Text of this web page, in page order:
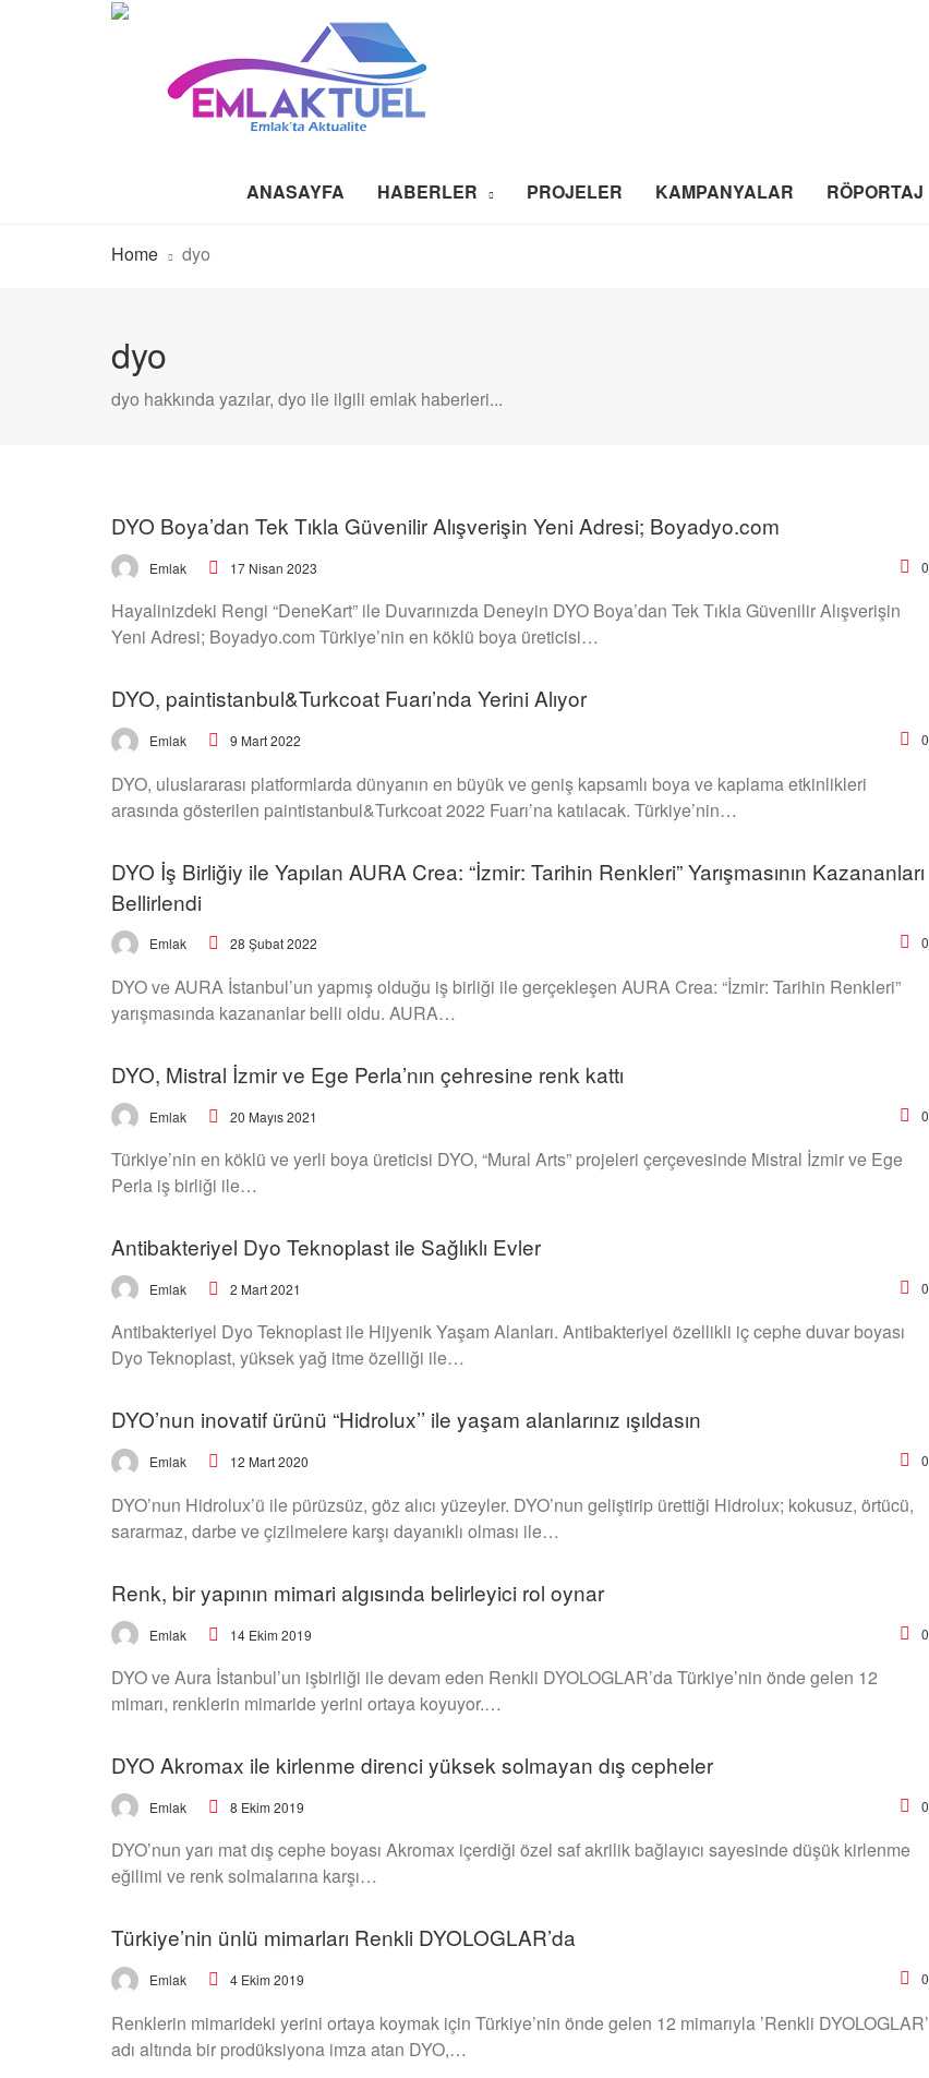
ANASAYFA HABERLER PROJELER KAMPANYALAR RÖPORTAJ
Home dyo
dyo
dyo hakkında yazılar, dyo ile ilgili emlak haberleri...
DYO Boya’dan Tek Tıkla Güvenilir Alışverişin Yeni Adresi; Boyadyo.com
Emlak 17 Nisan 2023 0
Hayalinizdeki Rengi “DeneKart” ile Duvarınızda Deneyin DYO Boya’dan Tek Tıkla Güvenilir Alışverişin
Yeni Adresi; Boyadyo.com Türkiye’nin en köklü boya üreticisi…
DYO, paintistanbul&Turkcoat Fuarı’nda Yerini Alıyor
Emlak 9 Mart 2022 0
DYO, uluslararası platformlarda dünyanın en büyük ve geniş kapsamlı boya ve kaplama etkinlikleri
arasında gösterilen paintistanbul&Turkcoat 2022 Fuarı’na katılacak. Türkiye’nin…
DYO İş Birliğiy ile Yapılan AURA Crea: “İzmir: Tarihin Renkleri” Yarışmasının Kazananları
Bellirlendi
Emlak 28 Şubat 2022 0
DYO ve AURA İstanbul’un yapmış olduğu iş birliği ile gerçekleşen AURA Crea: “İzmir: Tarihin Renkleri”
yarışmasında kazananlar belli oldu. AURA…
DYO, Mistral İzmir ve Ege Perla’nın çehresine renk kattı
Emlak 20 Mayıs 2021 0
Türkiye’nin en köklü ve yerli boya üreticisi DYO, “Mural Arts” projeleri çerçevesinde Mistral İzmir ve Ege
Perla iş birliği ile…
Antibakteriyel Dyo Teknoplast ile Sağlıklı Evler
Emlak 2 Mart 2021 0
Antibakteriyel Dyo Teknoplast ile Hijyenik Yaşam Alanları. Antibakteriyel özellikli iç cephe duvar boyası
Dyo Teknoplast, yüksek yağ itme özelliği ile…
DYO’nun inovatif ürünü “Hidrolux’’ ile yaşam alanlarınız ışıldasın
Emlak 12 Mart 2020 0
DYO’nun Hidrolux’ü ile pürüzsüz, göz alıcı yüzeyler. DYO’nun geliştirip ürettiği Hidrolux; kokusuz, örtücü,
sararmaz, darbe ve çizilmelere karşı dayanıklı olması ile…
Renk, bir yapının mimari algısında belirleyici rol oynar
Emlak 14 Ekim 2019 0
DYO ve Aura İstanbul’un işbirliği ile devam eden Renkli DYOLOGLAR’da Türkiye’nin önde gelen 12
mimarı, renklerin mimaride yerini ortaya koyuyor.…
DYO Akromax ile kirlenme direnci yüksek solmayan dış cepheler
Emlak 8 Ekim 2019 0
DYO’nun yarı mat dış cephe boyası Akromax içerdiği özel saf akrilik bağlayıcı sayesinde düşük kirlenme
eğilimi ve renk solmalarına karşı…
Türkiye’nin ünlü mimarları Renkli DYOLOGLAR’da
Emlak 4 Ekim 2019 0
Renklerin mimarideki yerini ortaya koymak için Türkiye’nin önde gelen 12 mimarıyla ’Renkli DYOLOGLAR’
adı altında bir prodüksiyona imza atan DYO,…